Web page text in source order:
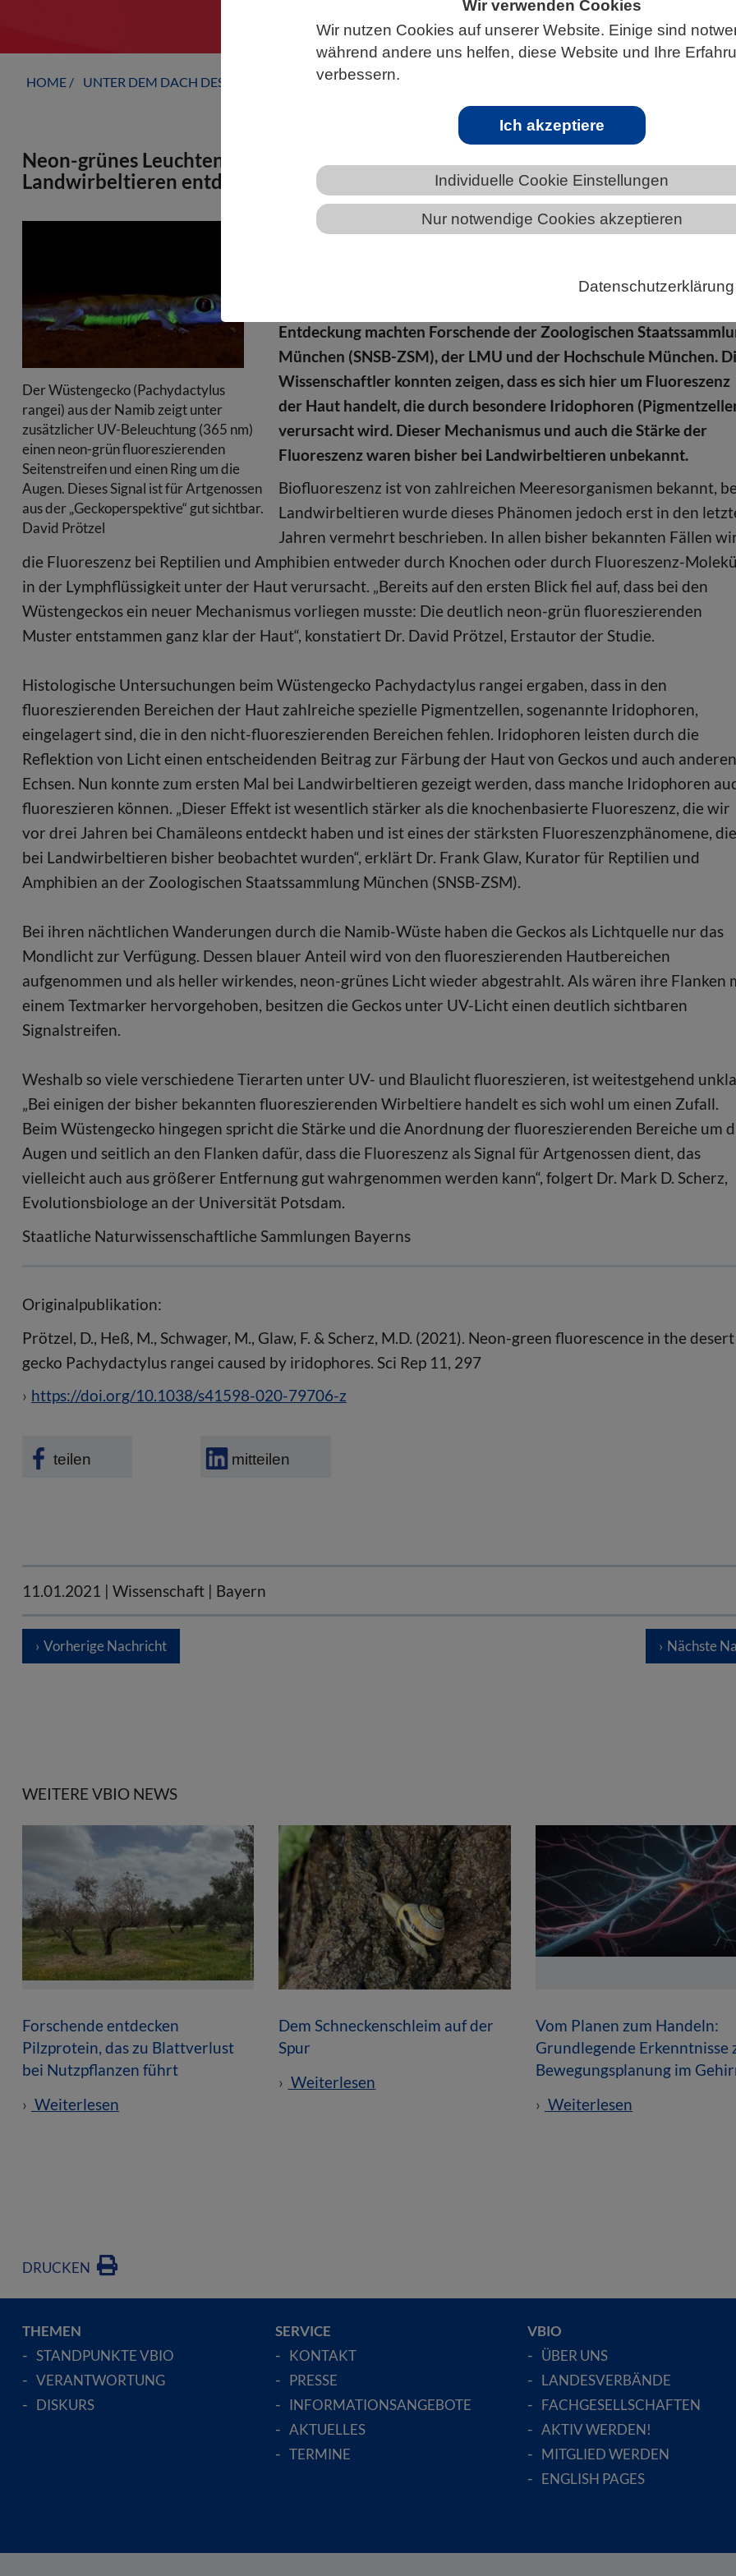
Wir verwenden Cookies
Wir nutzen Cookies auf unserer Website. Einige sind
während andere uns helfen, diese Website und Ihre
verbessern.
Ich akzeptiere
Individuelle Cookie Einstellungen
Nur notwendige Cookies akzeptieren
Datenschutzerklärung
HOME UNTER DEM DACH DES VBIO LANDESVERBÄNDE
Neon-grünes Leuchten bei Gecko unter UV-Licht – neuer
Landwirbeltieren entdeckt
Der Wüstengecko (Pachydactylus
rangei) aus der Namib zeigt unter
zusätzlicher UV-Beleuchtung (365 nm)
einen neon-grün fluoreszierenden
Seitenstreifen und einen Ring um die
Augen. Dieses Signal ist für Artgenossen
aus der „Geckoperspektive“ gut sichtbar.
David Prötzel
Der Wüstengecko Pachydactylus rangei aus Namibia zeigt unter
und um die Augen. Sie sind aus der Geckoperspektive gut sichtbar
Entdeckung machten Forschende der Zoologischen
München (SNSB-ZSM), der LMU und der Hochschule München.
Wissenschaftler konnten zeigen, dass es sich hier um Fluoreszenz
der Haut handelt, die durch besondere Iridophoren
verursacht wird. Dieser Mechanismus und auch die Stärke der
Fluoreszenz waren bisher bei Landwirbeltieren unbekannt.
Biofluoreszenz ist von zahlreichen Meeresorganismen bekannt,
Landwirbeltieren wurde dieses Phänomen jedoch erst in den
Jahren vermehrt beschrieben. In allen bisher bekannten Fällen
die Fluoreszenz bei Reptilien und Amphibien entweder durch Knochen oder durch Fluoreszenz-
in der Lymphflüssigkeit unter der Haut verursacht. „Bereits auf den ersten Blick fiel auf, dass bei den
Wüstengeckos ein neuer Mechanismus vorliegen musste: Die deutlich neon-grün fluoreszierenden
Muster entstammen ganz klar der Haut“, konstatiert Dr. David Prötzel, Erstautor der Studie.
Histologische Untersuchungen beim Wüstengecko Pachydactylus rangei ergaben, dass in den
fluoreszierenden Bereichen der Haut zahlreiche spezielle Pigmentzellen, sogenannte Iridophoren,
eingelagert sind, die in den nicht-fluoreszierenden Bereichen fehlen. Iridophoren leisten durch die
Reflektion von Licht einen entscheidenden Beitrag zur Färbung der Haut von Geckos und auch anderen
Echsen. Nun konnte zum ersten Mal bei Landwirbeltieren gezeigt werden, dass manche Iridophoren
fluoreszieren können. „Dieser Effekt ist wesentlich stärker als die knochenbasierte Fluoreszenz, die wir
vor drei Jahren bei Chamäleons entdeckt haben und ist eines der stärksten Fluoreszenzphänomene, die
bei Landwirbeltieren bisher beobachtet wurden“, erklärt Dr. Frank Glaw, Kurator für Reptilien und
Amphibien an der Zoologischen Staatssammlung München (SNSB-ZSM).
Bei ihren nächtlichen Wanderungen durch die Namib-Wüste haben die Geckos als Lichtquelle nur das
Mondlicht zur Verfügung. Dessen blauer Anteil wird von den fluoreszierenden Hautbereichen
aufgenommen und als heller wirkendes, neon-grünes Licht wieder abgestrahlt. Als wären ihre Flanken
einem Textmarker hervorgehoben, besitzen die Geckos unter UV-Licht einen deutlich sichtbaren
Signalstreifen.
Weshalb so viele verschiedene Tierarten unter UV- und Blaulicht fluoreszieren, ist weitestgehend
„Bei einigen der bisher bekannten fluoreszierenden Wirbeltiere handelt es sich wohl um einen Zufall.
Beim Wüstengecko hingegen spricht die Stärke und die Anordnung der fluoreszierenden Bereiche um
Augen und seitlich an den Flanken dafür, dass die Fluoreszenz als Signal für Artgenossen dient, das
vielleicht auch aus größerer Entfernung gut wahrgenommen werden kann“, folgert Dr. Mark D. Scherz,
Evolutionsbiologe an der Universität Potsdam.
Staatliche Naturwissenschaftliche Sammlungen Bayerns
Originalpublikation:
Prötzel, D., Heß, M., Schwager, M., Glaw, F. & Scherz, M.D. (2021). Neon-green fluorescence in the desert
gecko Pachydactylus rangei caused by iridophores. Sci Rep 11, 297
https://doi.org/10.1038/s41598-020-79706-z
teilen mitteilen
11.01.2021 | Wissenschaft | Bayern
Vorherige Nachricht Nächste
WEITERE VBIO NEWS
Forschende entdecken
Pilzprotein, das zu Blattverlust
bei Nutzpflanzen führt
Weiterlesen
Dem Schneckenschleim auf der
Spur
Weiterlesen
Vom Planen zum Handeln:
Grundlegende Erkenntnisse
Bewegungsplanung im
Weiterlesen
DRUCKEN
THEMEN
STANDPUNKTE VBIO
VERANTWORTUNG
DISKURS
SERVICE
KONTAKT
PRESSE
INFORMATIONSANGEBOTE
AKTUELLES
TERMINE
VBIO
ÜBER UNS
LANDESVERBÄNDE
FACHGESELLSCHAFTEN
AKTIV WERDEN!
MITGLIED WERDEN
ENGLISH PAGES